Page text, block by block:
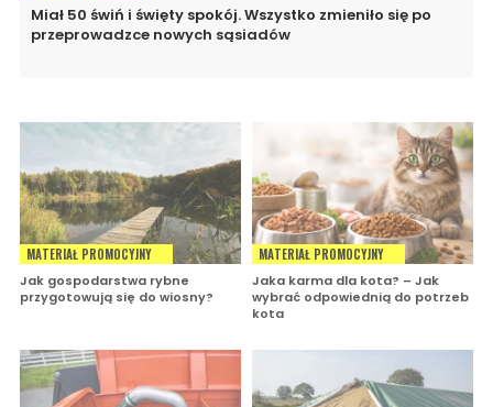
Miał 50 świń i święty spokój. Wszystko zmieniło się po
przeprowadzce nowych sąsiadów
MATERIAŁ PROMOCYJNY
Jak gospodarstwa rybne
przygotowują się do wiosny?
MATERIAŁ PROMOCYJNY
Jaka karma dla kota? – Jak
wybrać odpowiednią do potrzeb
kota